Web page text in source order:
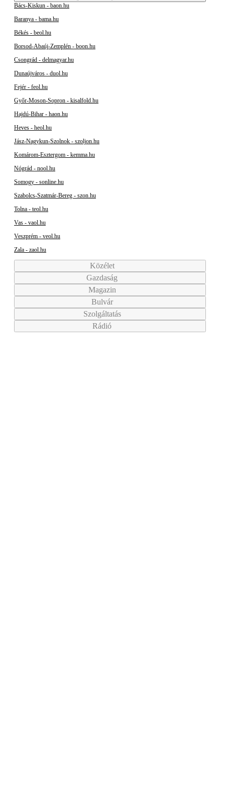
Bács-Kiskun - baon.hu
Baranya - bama.hu
Békés - beol.hu
Borsod-Abaúj-Zemplén - boon.hu
Csongrád - delmagyar.hu
Dunaújváros - duol.hu
Fejér - feol.hu
Győr-Moson-Sopron - kisalfold.hu
Hajdú-Bihar - haon.hu
Heves - heol.hu
Jász-Nagykun-Szolnok - szoljon.hu
Komárom-Esztergom - kemma.hu
Nógrád - nool.hu
Somogy - sonline.hu
Szabolcs-Szatmár-Bereg - szon.hu
Tolna - teol.hu
Vas - vaol.hu
Veszprém - veol.hu
Zala - zaol.hu
Közélet
Gazdaság
Magazin
Bulvár
Szolgáltatás
Rádió